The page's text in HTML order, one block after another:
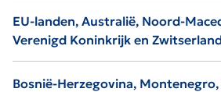
EU-landen, Australië, Noord-
Verenigd Koninkrijk en
Bosnië-Herzegovina, Montenegro,